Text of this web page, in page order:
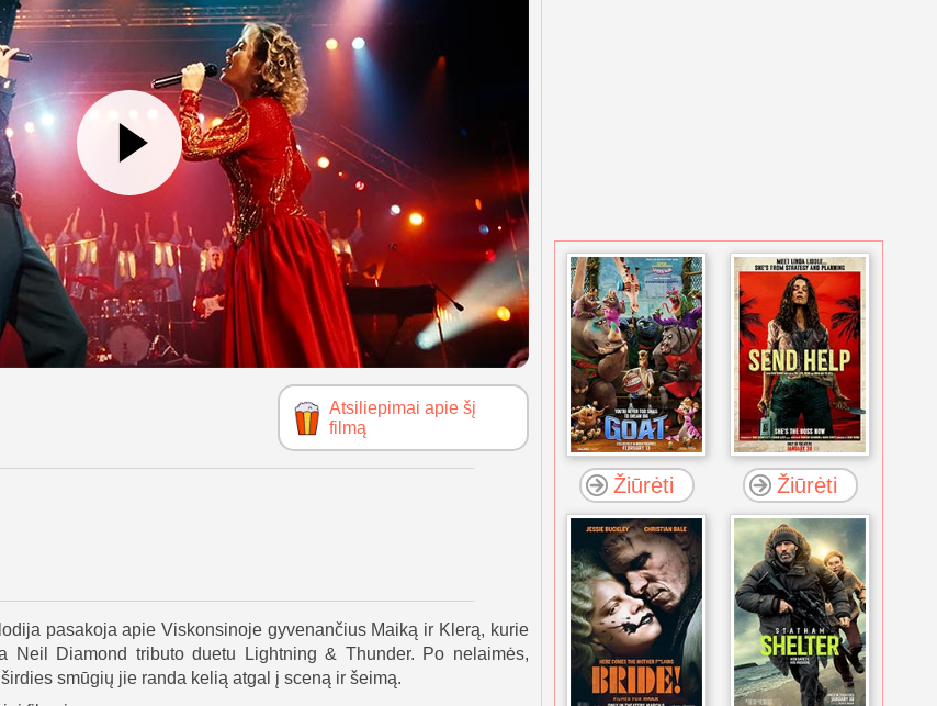
Žiūrėti Žiūrėti
Atsiliepimai apie šį
filmą
pasakoja apie Viskonsinoje gyvenančius Maiką ir Klerą, kurie
Neil Diamond tributo duetu Lightning & Thunder. Po nelaimės,
smūgių jie randa kelią atgal į sceną ir šeimą.